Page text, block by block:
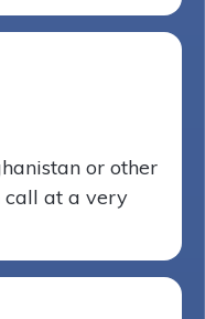
or other
call at a very